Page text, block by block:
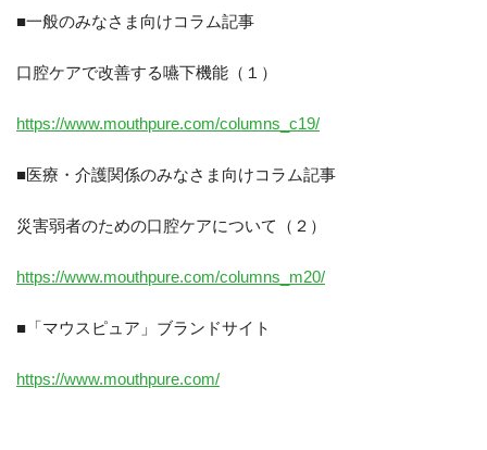
■一般のみなさま向けコラム記事
口腔ケアで改善する嚥下機能（１）
https://www.mouthpure.com/columns_c19/
■医療・介護関係のみなさま向けコラム記事
災害弱者のための口腔ケアについて（２）
https://www.mouthpure.com/columns_m20/
■「マウスピュア」ブランドサイト
https://www.mouthpure.com/
06-6943-8956
※祝日を除く